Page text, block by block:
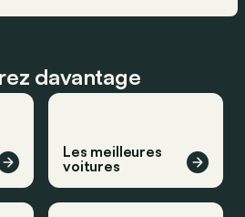
davantage
Les meilleures
voitures